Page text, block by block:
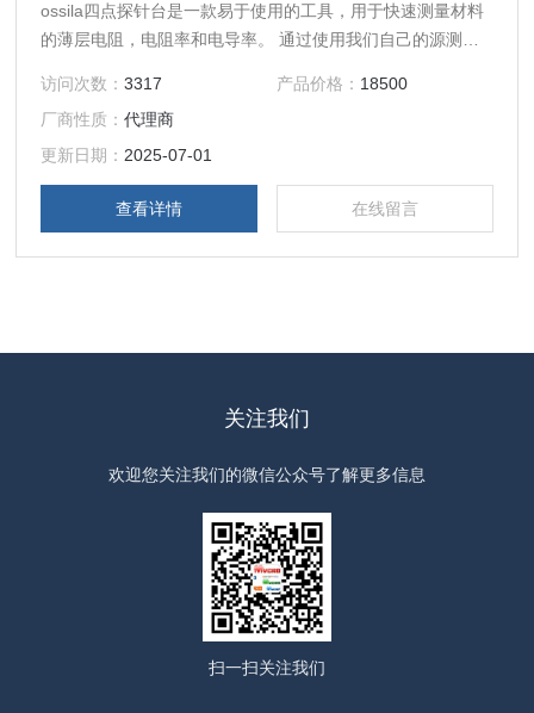
ossila四点探针台是一款易于使用的工具，用于快速测量材料
的薄层电阻，电阻率和电导率。 通过使用我们自己的源测量
探头采用弹簧加载接触，而不是尖锐的针头，防止损坏精密样
品，如厚度在纳米左右的聚合物薄膜。
访问次数：3317 产品价格： 18500
厂商性质：代理商
更新日期： 2025-07-01
查看详情 在线留言
关注我们
欢迎您关注我们的微信公众号了解更多信息
扫一扫关注我们